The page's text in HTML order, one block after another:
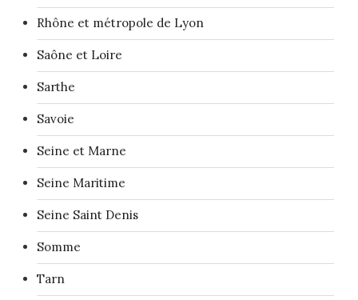
Rhône et métropole de Lyon
Saône et Loire
Sarthe
Savoie
Seine et Marne
Seine Maritime
Seine Saint Denis
Somme
Tarn